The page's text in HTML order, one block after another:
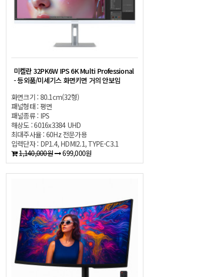
미켈란 32PK6W IPS 6K Multi Professional
- 등외품/미세기스 화면키면 거의 안보임
화면크기 : 80.1cm(32형)
패널형태 : 평면
패널종류 : IPS
해상도 : 6016x3384 UHD
최대주사율 : 60Hz 전문가용
입력단자 : DP1.4, HDMI2.1, TYPE-C3.1
1,140,000원
699,000원